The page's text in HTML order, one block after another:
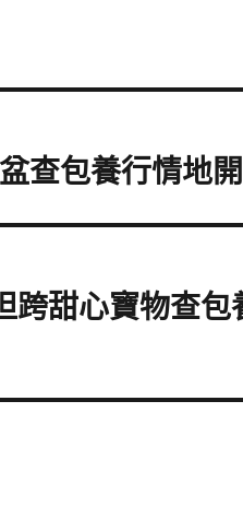
查包養行情地
跨甜心寶物查